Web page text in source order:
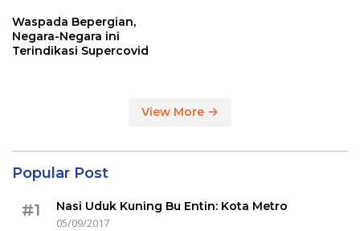
Waspada Bepergian,
Negara-Negara ini
Terindikasi Supercovid
View More
Popular Post
#1
Nasi Uduk Kuning Bu Entin: Kota Metro
05/09/2017